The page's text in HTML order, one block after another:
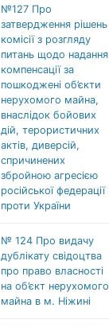
№127 Про
затвердження рішень
комісії з розгляду
питань щодо надання
компенсації за
пошкоджені об’єкти
нерухомого майна,
внаслідок бойових
дій, терористичних
актів, диверсій,
спричинених
збройною агресією
російської федерації
проти України
№ 124 Про видачу
дублікату свідоцтва
про право власності
на об’єкт нерухомого
майна в м. Ніжині